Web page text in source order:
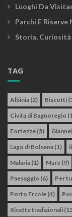
Luoghi Da
Parchi E
Storia, Curiosità
TAG
Albinia (2) Biscotti
Civita di Bagnoregio
Fortezze (5)
Lago di Bolsena (1)
Malaria (1) Mare (9)
Paesaggio (6) Per
Porto Ercole (4)
Ricette tradizionali